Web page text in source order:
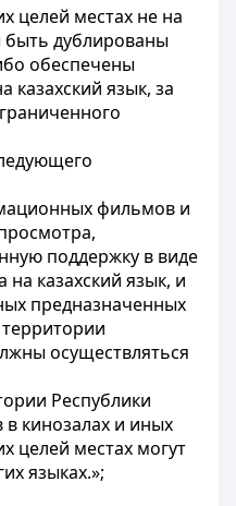
целей местах не на
быть дублированы
обеспечены
казахский язык, за
фильмов и
поддержку в виде
казахский язык, и
предназначенных
осуществляться
Республики
в кинозалах и иных
целей местах могут
языках.»;